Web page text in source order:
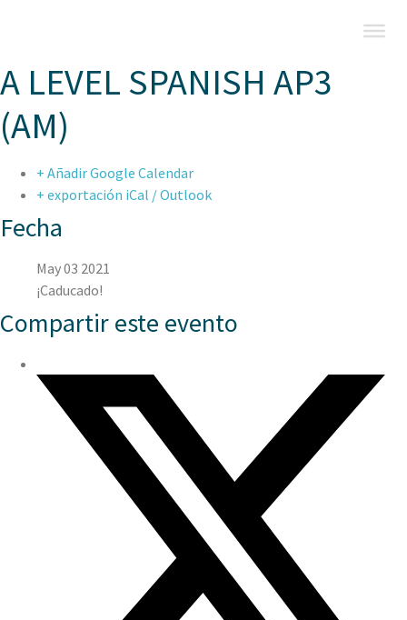
A LEVEL SPANISH AP3
(AM)
+ Añadir Google Calendar
+ exportación iCal / Outlook
Fecha
May 03 2021
¡Caducado!
Compartir este evento